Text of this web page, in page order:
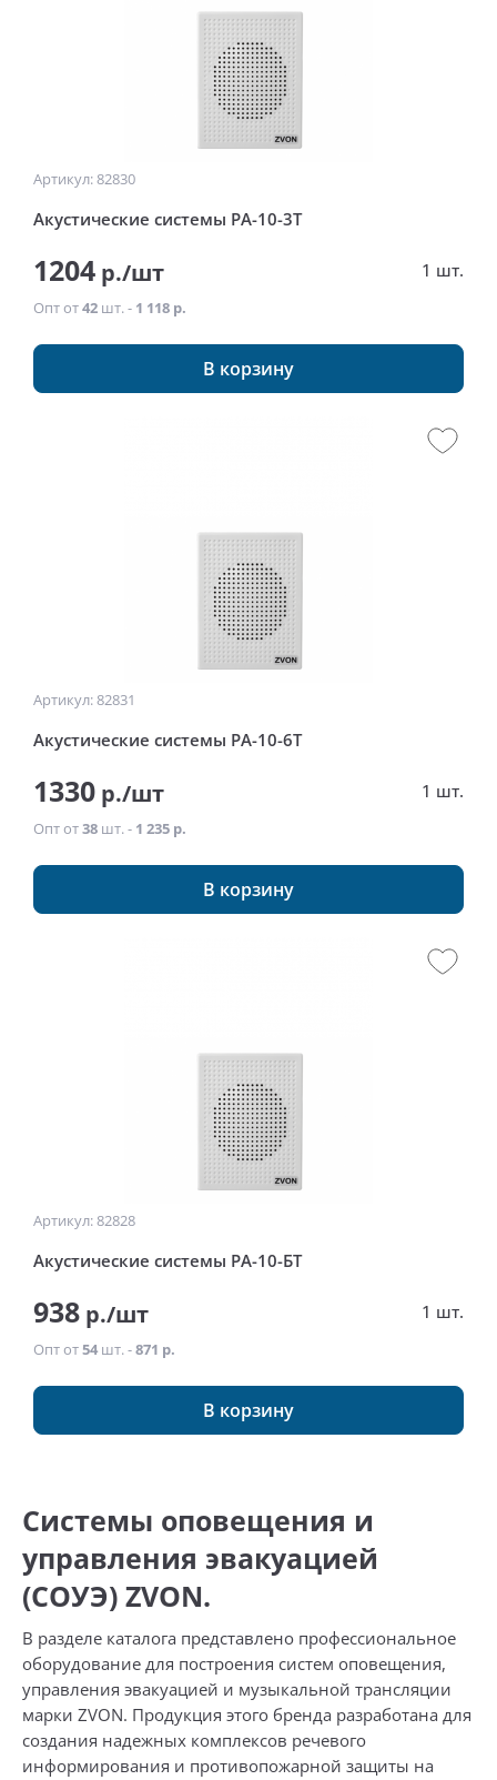
Артикул: 82830
Акустические системы РА-10-3Т
1204 р./шт 1 шт.
Опт от42 шт. - 1 118 р.
В корзину
Артикул: 82831
Акустические системы РА-10-6Т
1330 р./шт 1 шт.
Опт от38 шт. - 1 235 р.
В корзину
Артикул: 82828
Акустические системы РА-10-БТ
938 р./шт 1 шт.
Опт от54 шт. -871 р.
В корзину
Системы оповещения и
управления эвакуацией
(СОУЭ) ZVON.
В разделе каталога представлено профессиональное
оборудование для построения систем оповещения,
управления эвакуацией и музыкальной трансляции
марки ZVON. Продукция этого бренда разработана для
создания надежных комплексов речевого
информирования и противопожарной защиты на